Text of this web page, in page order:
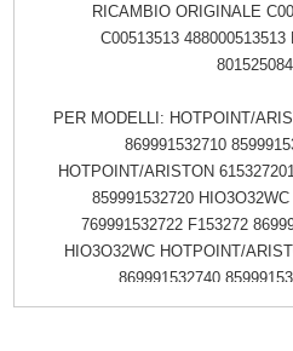
RICAMBIO ORIGINALE
C00513513
PER MODELLI: HOTPOINT/
869991532710
HOTPOINT/ARISTON
859991532720
769991532722 F153272
HIO3O32WC HOTPOINT/
869991532740
HOTPOINT/ARISTON